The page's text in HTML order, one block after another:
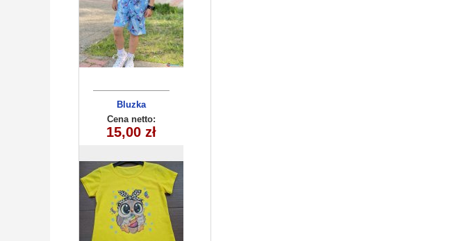
Bluzka
dziecięca
180626-17(6-16)
6szt
Cena netto:
15,00 zł